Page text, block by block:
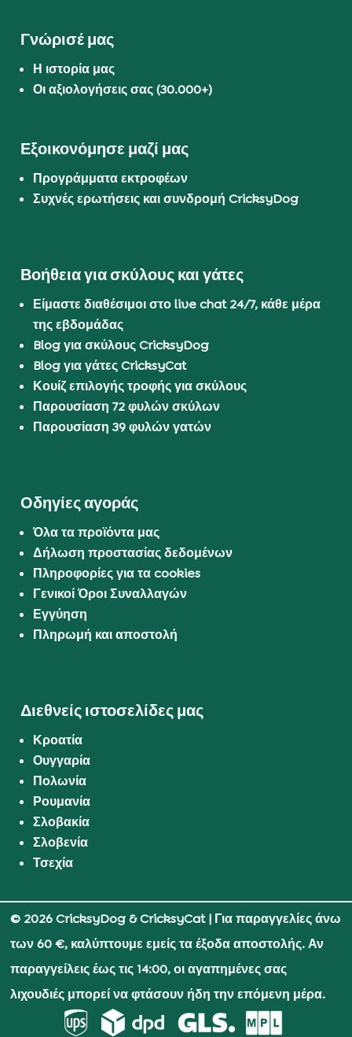
Γνώρισέ μας
Η ιστορία μας
Οι αξιολογήσεις σας (30.000+)
Εξοικονόμησε μαζί μας
Προγράμματα εκτροφέων
Συχνές ερωτήσεις και συνδρομή CricksyDog
Βοήθεια για σκύλους και γάτες
Είμαστε διαθέσιμοι στο live chat 24/7, κάθε μέρα
της εβδομάδας
Blog για σκύλους CricksyDog
Blog για γάτες CricksyCat
Κουίζ επιλογής τροφής για σκύλους
Παρουσίαση 72 φυλών σκύλων
Παρουσίαση 39 φυλών γατών
Οδηγίες αγοράς
Όλα τα προϊόντα μας
Δήλωση προστασίας δεδομένων
Πληροφορίες για τα cookies
Γενικοί Όροι Συναλλαγών
Εγγύηση
Πληρωμή και αποστολή
Διεθνείς ιστοσελίδες μας
Κροατία
Ουγγαρία
Πολωνία
Ρουμανία
Σλοβακία
Σλοβενία
Τσεχία
© 2026 CricksyDog & CricksyCat| Για παραγγελίες άνω
των 60 €, καλύπτουμε εμείς τα έξοδα αποστολής. Αν
παραγγείλεις έως τις 14:00, οι αγαπημένες σας
λιχουδιές μπορεί να φτάσουν ήδη την επόμενη μέρα.